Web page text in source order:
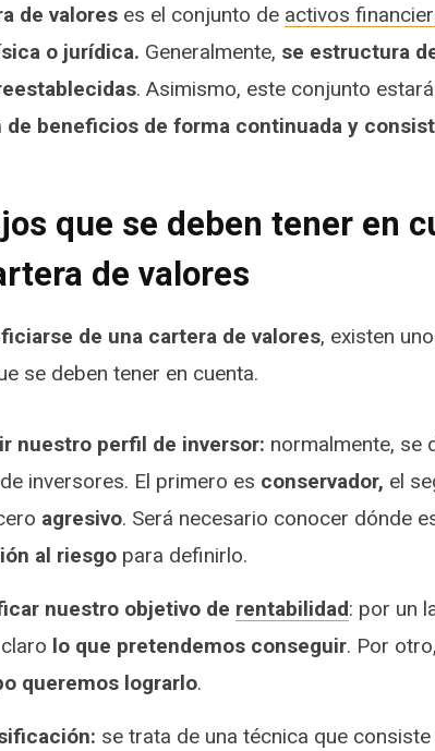
de valoreses el conjunto de activos
o jurídica. Generalmente, se estructura
. Asimismo, este conjunto estará
de beneficios de forma continuada y
que se deben tener en
de valores
de una cartera de valores, existen
se deben tener en cuenta.
nuestro perfil de inversor: normalmente, se
inversores. El primero es conservador, el
agresivo. Será necesario conocer dónde
al riesgopara definirlo.
nuestro objetivo de rentabilidad: por un
lo que pretendemos conseguir. Por otro,
queremos lograrlo.
se trata de una técnica que consiste